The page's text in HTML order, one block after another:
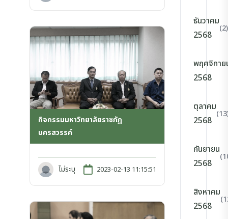
กิจกรรมมหาวิทยาลัยราชภัฏ
นครสวรรค์
ไม่ระบุ 2023-02-13 11:15:51
ธันวาคม
2568
(2)
พฤศจิกาย
2568
ตุลาคม
2568
กันยายน
2568
สิงหาคม
2568